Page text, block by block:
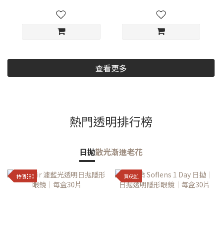
查看更多
熱門透明排行榜
日拋散光漸進老花
特價$80 買6送1